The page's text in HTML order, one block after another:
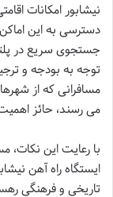
نیشابور امکانات
دسترسی به این
جستجوی سریع در
توجه به بودجه و
مسافرانی که از
می رسند، حائز
با رعایت این نکات،
ایستگاه راه آهن
تاریخی و فرهنگی